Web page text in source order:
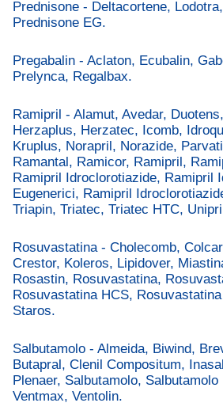
Prednisone - Deltacortene,
Prednisone EG.
Pregabalin - Aclaton, Ecubalin,
Prelynca, Regalbax.
Ramipril - Alamut, Avedar,
Herzaplus, Herzatec, Icomb,
Kruplus, Norapril, Norazide,
Ramantal, Ramicor, Ramipril,
Ramipril Idroclorotiazide, Ramipril
Eugenerici, Ramipril
Triapin, Triatec, Triatec HTC,
Rosuvastatina - Cholecomb,
Crestor, Koleros, Lipidover,
Rosastin, Rosuvastatina,
Rosuvastatina HCS,
Staros.
Salbutamolo - Almeida, Biwind,
Butapral, Clenil Compositum,
Plenaer, Salbutamolo,
Ventmax, Ventolin.